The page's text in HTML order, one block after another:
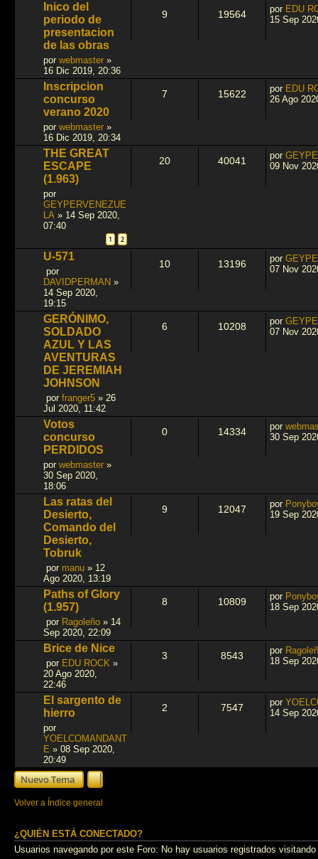
Inico del
periodo de
presentacion
de las obras
por webmaster »
16 Dic 2019, 20:36
9 19564 por EDU
15 Sep
Inscripcion
concurso
verano 2020
por webmaster »
16 Dic 2019, 20:34
7 15622 por EDU
26 Ago
THE GREAT
ESCAPE
(1.963)
por
GEYPERVENEZUE
LA » 14 Sep 2020,
07:40
1 2
20 40041 por
09 Nov
U-571
por
DAVIDPERMAN »
14 Sep 2020,
19:15
10 13196 por
07 Nov
GERÓNIMO,
SOLDADO
AZUL Y LAS
AVENTURAS
DE JEREMIAH
JOHNSON
por franger5 » 26
Jul 2020, 11:42
6 10208 por
07 Nov
Votos
concurso
PERDIDOS
por webmaster »
30 Sep 2020,
18:06
0 14334 por
30 Sep
Las ratas del
Desierto,
Comando del
Desierto,
Tobruk
por manu » 12
Ago 2020, 13:19
9 12047 por
19 Sep
Paths of Glory
(1.957)
por Ragoleño » 14
Sep 2020, 22:09
8 10809 por
18 Sep
Brice de Nice
por EDU ROCK »
20 Ago 2020,
22:46
3 8543 por
18 Sep
El sargento de
hierro
por
YOELCOMANDANT
E » 08 Sep 2020,
20:49
2 7547 por
14 Sep
Nuevo Tema
Volver a Índice general
¿QUIÉN ESTÁ CONECTADO?
Usuarios navegando por este Foro: No hay usuarios registrados